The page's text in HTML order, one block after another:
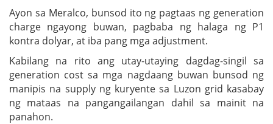
Ayon sa Meralco, bunsod ito ng pagtaas ng generation
charge ngayong buwan, pagbaba ng halaga ng P1
kontra dolyar, at iba pang mga adjustment.
Kabilang na rito ang utay-utaying dagdag-singil sa
generation cost sa mga nagdaang buwan bunsod ng
manipis na supply ng kuryente sa Luzon grid kasabay
ng mataas na pangangailangan dahil sa mainit na
panahon.